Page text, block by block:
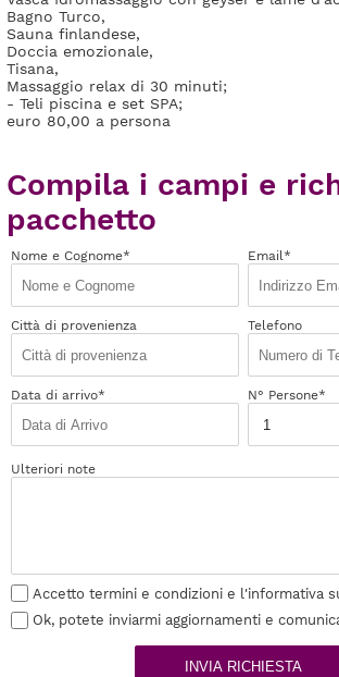
Bagno Turco,
Sauna finlandese,
Doccia emozionale,
Tisana,
Massaggio relax di 30 minuti;
- Teli piscina e set SPA;
euro 80,00 a persona
Compila i campi e
pacchetto
Nome e Cognome* Email*
Città di provenienza Telefono
Data di arrivo* N° Persone*
Ulteriori note
Accetto termini e condizioni e l'informativa
Ok, potete inviarmi aggiornamenti e
INVIA RICHIESTA